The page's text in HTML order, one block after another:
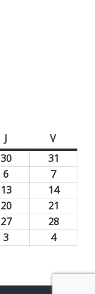
J Vviernes
3030
2026
31
2026
6
agosto,
2026
77
agosto,
2026
1313
agosto,
2026
1414
2026
2020
agosto,
21
agosto,
2727
2828
3 44